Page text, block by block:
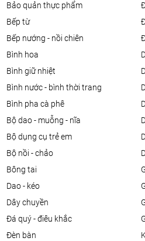
bảo quản thực phẩm
bếp từ
bếp nướng - nồi chiên
bình hoa
bình giữ nhiệt
bình nước - bình thời trang
bình pha cà phê
bộ dao - muỗng - nĩa
bộ dụng cụ trẻ em
bộ nồi - chảo
bông tai
dao - kéo
dây chuyền
đá quý - điêu khắc
đèn bàn